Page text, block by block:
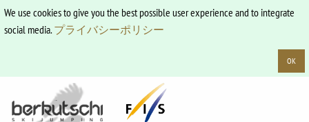
We use cookies to give you the best possible user experience and to integrate
social media.プライバシーポリシー
OK